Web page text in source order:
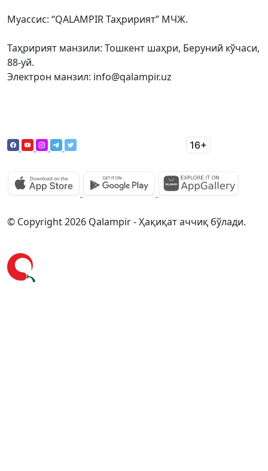
Муассис: “QALAMPIR Таҳририят” МЧЖ.
Таҳририят манзили: Тошкент шаҳри, Беруний кўчаси,
88-уй.
Электрон манзил: info@qalampir.uz
© Copyright 2026 Qalampir - Ҳақиқат аччиқ бўлади.